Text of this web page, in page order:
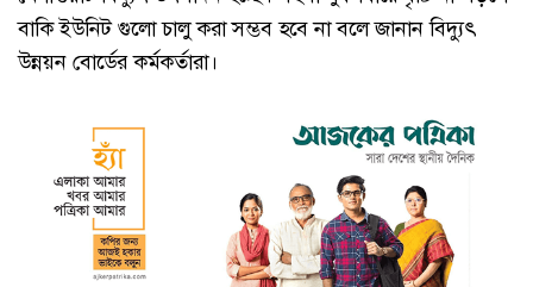
বাকি ইউনিট গুলো চালু করা সম্ভব হবে না বলে জানান বিদ্যুৎ
উন্নয়ন বোর্ডের কর্মকর্তারা।